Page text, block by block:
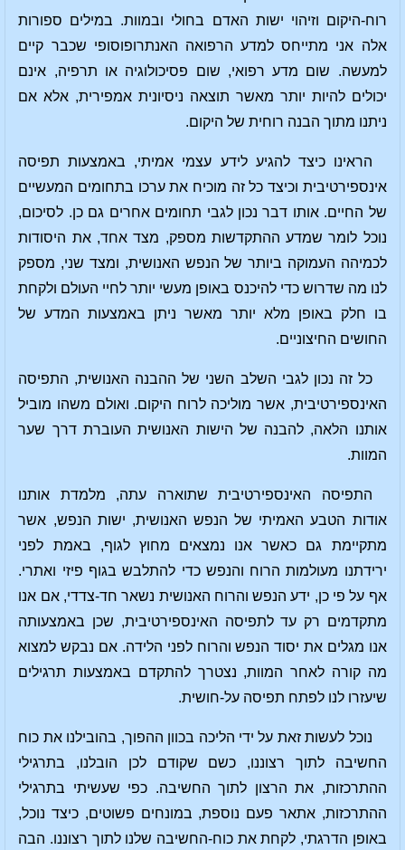
רוח-היקום וזיהוי ישות האדם בחולי ובמוות. במילים ספורות
אלה אני מתייחס למדע הרפואה האנתרופוסופי שכבר קיים
למעשה. שום מדע רפואי, שום פסיכולוגיה או תרפיה, אינם
יכולים להיות יותר מאשר תוצאה ניסיונית אמפירית, אלא אם
ניתנו מתוך הבנה רוחית של היקום.
הראינו כיצד להגיע לידע עצמי אמיתי, באמצעות תפיסה
אינספירטיבית וכיצד כל זה מוכיח את ערכו בתחומים המעשיים
של החיים. אותו דבר נכון לגבי תחומים אחרים גם כן. לסיכום,
נוכל לומר שמדע ההתקדשות מספק, מצד אחד, את היסודות
לכמיהה העמוקה ביותר של הנפש האנושית, ומצד שני, מספק
לנו מה שדרוש כדי להיכנס באופן מעשי יותר לחיי העולם ולקחת
בו חלק באופן מלא יותר מאשר ניתן באמצעות המדע של
החושים החיצוניים.
כל זה נכון לגבי השלב השני של ההבנה האנושית, התפיסה
האינספירטיבית, אשר מוליכה לרוח היקום. ואולם משהו מוביל
אותנו הלאה, להבנה של הישות האנושית העוברת דרך שער
המוות.
התפיסה האינספירטיבית שתוארה עתה, מלמדת אותנו
אודות הטבע האמיתי של הנפש האנושית, ישות הנפש, אשר
מתקיימת גם כאשר אנו נמצאים מחוץ לגוף, באמת לפני
ירידתנו מעולמות הרוח והנפש כדי להתלבש בגוף פיזי ואתרי.
אף על פי כן, ידע הנפש והרוח האנושית נשאר חד-צדדי, אם אנו
מתקדמים רק עד לתפיסה האינספירטיבית, שכן באמצעותה
אנו מגלים את יסוד הנפש והרוח לפני הלידה. אם נבקש למצוא
מה קורה לאחר המוות, נצטרך להתקדם באמצעות תרגילים
שיעזרו לנו לפתח תפיסה על-חושית.
נוכל לעשות זאת על ידי הליכה בכוון ההפוך, בהובילנו את כוח
החשיבה לתוך רצוננו, כשם שקודם לכן הובלנו, בתרגילי
ההתרכזות, את הרצון לתוך החשיבה. כפי שעשיתי בתרגילי
ההתרכזות, אתאר פעם נוספת, במונחים פשוטים, כיצד נוכל,
באופן הדרגתי, לקחת את כוח-החשיבה שלנו לתוך רצוננו. הבה